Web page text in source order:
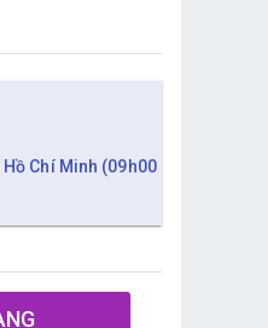
Chí Minh (09h00